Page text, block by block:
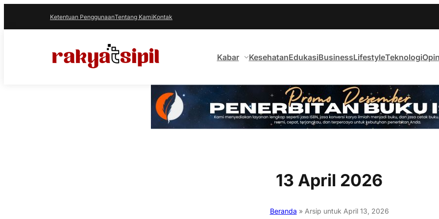
Ketentuan PenggunaanTentang KamiKontak
Kabar KesehatanEdukasiBusinessLifestyleTeknologi
13 April 2026
Beranda » Arsip untuk April 13, 2026